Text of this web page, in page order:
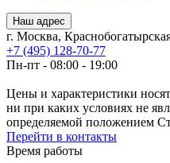
Наш адрес
г. Москва,
+7 (495) 128-70-77
Пн-пт - 08:00 - 19:00
Цены и характеристики
ни при каких условиях не
определяемой положением
Перейти в контакты
Время работы